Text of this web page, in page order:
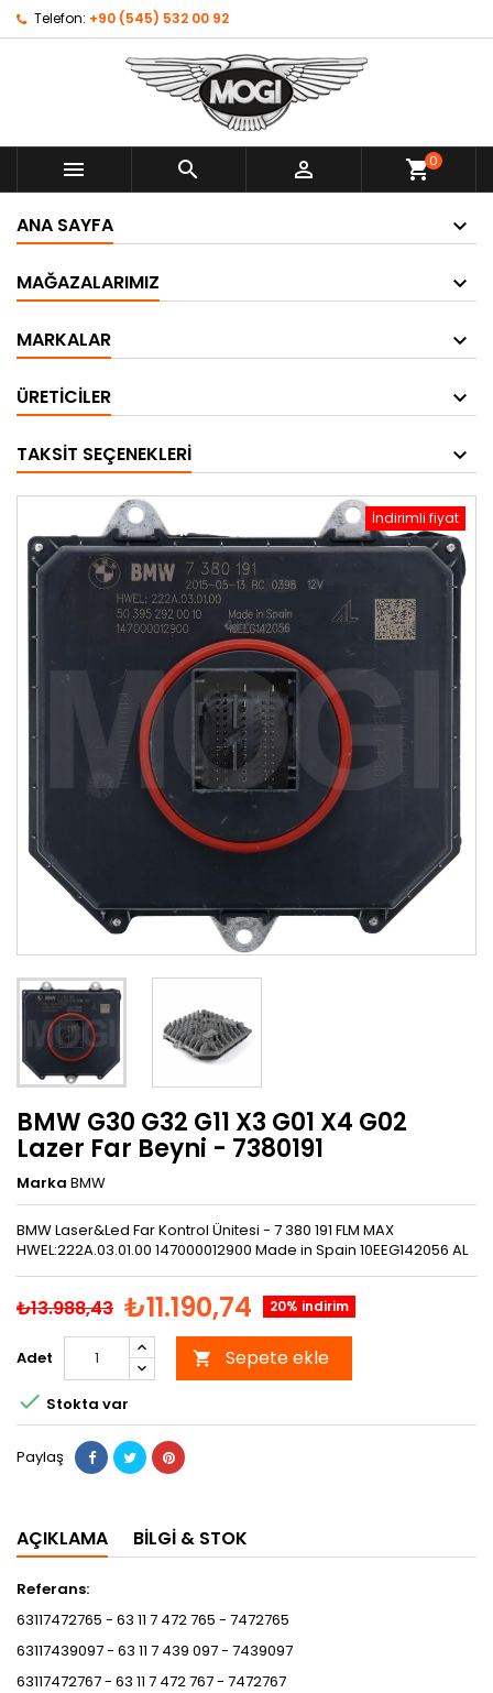
Telefon: +90 (545) 532 00 92
   shopping_cart0
ANA SAYFA
MAĞAZALARIMIZ
MARKALAR
ÜRETICILER
TAKSIT SEÇENEKLERI
İndirimli fiyat
BMW G30 G32 G11 X3 G01 X4 G02
Lazer Far Beyni - 7380191
Marka BMW
BMW Laser&Led Far Kontrol Ünitesi - 7 380 191 FLM MAX
HWEL:222A.03.01.00 147000012900 Made in Spain 10EEG142056 AL
₺13.988,43 ₺11.190,74 20% indirim
Adet  Sepete ekle
 Stokta var
Paylaş
AÇIKLAMA BILGI & STOK
Referans:
63117472765 - 63 11 7 472 765 - 7472765
63117439097 - 63 11 7 439 097 - 7439097
63117472767 - 63 11 7 472 767 - 7472767